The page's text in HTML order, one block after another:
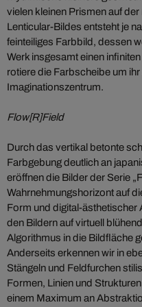
vielen kleinen Prismen auf
Lenticular-Bildes entsteht je
feinteiliges Farbbild, dessen
Werk insgesamt einen
rotiere die Farbscheibe um
Imaginationszentrum.
Flow[R]Field
Durch das vertikal betonte
Farbgebung deutlich an
eröffnen die Bilder der Serie
Wahrnehmungshorizont auf
Form und digital-ästhetischer
den Bildern auf virtuell
Algorithmus in die Bildfläche
Anderseits erkennen wir in
Stängeln und Feldfurchen
Formen, Linien und
einem Maximum an